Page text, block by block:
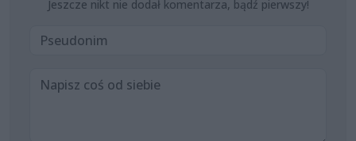
Jeszcze nikt nie dodał komentarza, bądź pierwszy!